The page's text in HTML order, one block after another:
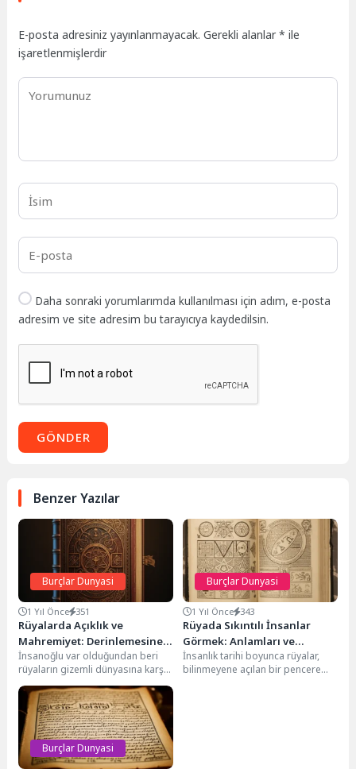
E-posta adresiniz yayınlanmayacak. Gerekli alanlar* ile
işaretlenmişlerdir
Daha sonraki yorumlarımda kullanılması için adım, e-posta
adresim ve site adresim bu tarayıcıya kaydedilsin.
GÖNDER
Benzer Yazılar
Burçlar Dunyasi
1 Yıl Önce 351
Rüyalarda Açıklık ve
Mahremiyet: Derinlemesine
Rüya Tabirleri
İnsanoğlu var olduğundan beri
rüyaların gizemli dünyasına karşı
büyük bir merak beslemiştir. Uyku
anında zihnimizin...
Burçlar Dunyasi
1 Yıl Önce 343
Rüyada Sıkıntılı İnsanlar
Görmek: Anlamları ve
Derinlemesine Yorumlar
İnsanlık tarihi boyunca rüyalar,
bilinmeyene açılan bir pencere
Burçlar Dunyasi